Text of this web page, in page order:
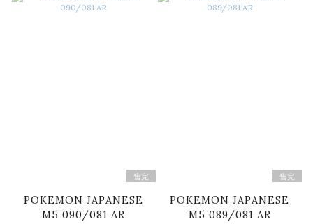
售完
POKEMON JAPANESE
M5 090/081 AR
售完
POKEMON JAPANESE
M5 089/081 AR